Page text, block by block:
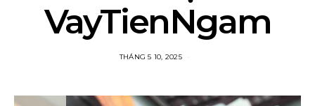
VayTienNgam
THÁNG 5 10, 2025